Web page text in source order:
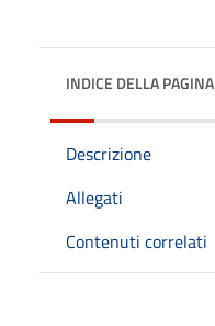
INDICE DELLA PAGINA
Descrizione
Allegati
Contenuti correlati